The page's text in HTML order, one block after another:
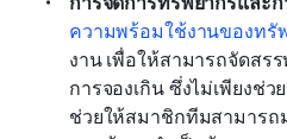
ความพร้อมใช้งานของทรั
งาน เพื่อให้สามารถจัดสร
การจองเกิน ซึ่งไม่เพียงช่
ช่วยให้สมาชิกทีมสามารถ